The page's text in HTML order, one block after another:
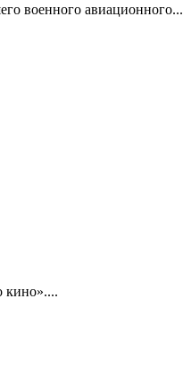
военного авиационного...
кино»....